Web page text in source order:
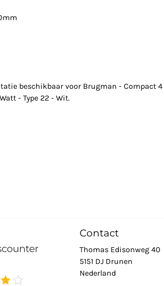
beschikbaar voor Brugman - Compact 4
- Type 22 - Wit.
Contact
Thomas Edisonweg 40
5151 DJ Drunen
Nederland